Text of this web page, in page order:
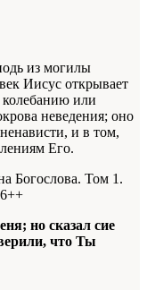
из могилы
Иисус открывает
колебанию или
неведения; оно
и в том,
Его.
Богослова. Том 1.
+
но сказал сие
что Ты